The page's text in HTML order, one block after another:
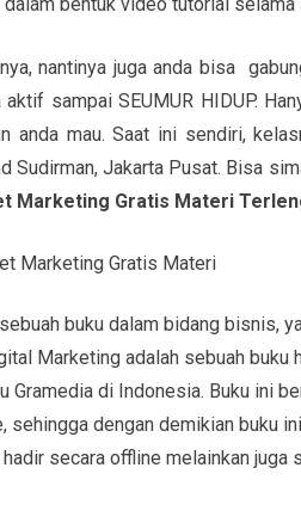
nantinya juga anda bisa
sampai SEUMUR HIDUP.
anda mau. Saat ini sendiri,
Sudirman, Jakarta Pusat. Bisa
Marketing Gratis Materi
buku dalam bidang bisnis,
Marketing adalah sebuah
Gramedia di Indonesia. Buku ini
sehingga dengan demikian buku
secara offline melainkan